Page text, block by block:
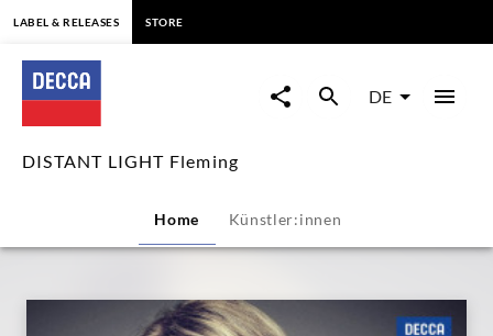
DISTANT
LIGHT
Fleming
Decca
Classics
LABEL & RELEASES STORE
DE
DISTANT LIGHT Fleming
Home Künstler:innen